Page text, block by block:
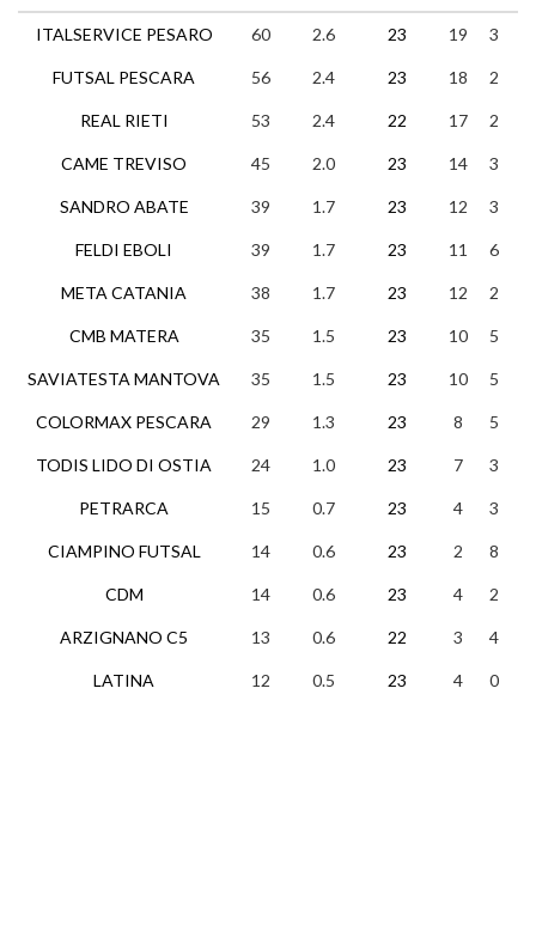
ITALSERVICE PESARO
FUTSAL PESCARA
REAL RIETI
CAME TREVISO
SANDRO ABATE
FELDI EBOLI
META CATANIA
CMB MATERA
SAVIATESTA MANTOVA
COLORMAX PESCARA
TODIS LIDO DI OSTIA
PETRARCA
CIAMPINO FUTSAL
CDM
ARZIGNANO C5
LATINA
60 2.6 23 19 3
56 2.4 23 18 2
53 2.4 22 17 2
45 2.0 23 14 3
39 1.7 23 12 3
39 1.7 23 11 6
38 1.7 23 12 2
35 1.5 23 10 5
35 1.5 23 10 5
29 1.3 23 8 5
24 1.0 23 7 3
15 0.7 23 4 3
14 0.6 23 2 8
14 0.6 23 4 2
13 0.6 22 3 4
12 0.5 23 4 0